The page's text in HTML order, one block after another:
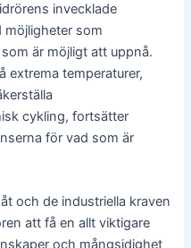
invecklade
möjligheter som
är möjligt att uppnå.
extrema temperaturer,
cykling, fortsätter
för vad som är
och de industriella kraven
att få en allt viktigare